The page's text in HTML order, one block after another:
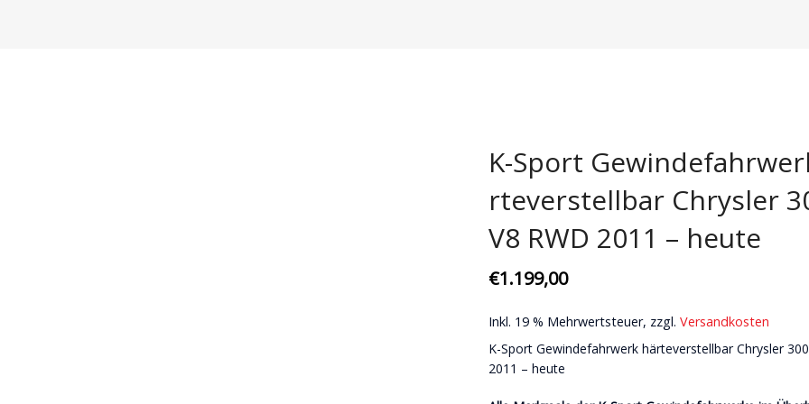
Querlenker
Stabilisatoren
Stoßdämpfer
Zündkerzen US
K-Sport
rteverstellbar Chrysler
V8 RWD 2011 – heute
€1.199,00
Inkl. 19 % Mehrwertsteuer, zzgl.Versandkosten
K-Sport Gewindefahrwerk härteverstellbar Chrysler
2011 – heute